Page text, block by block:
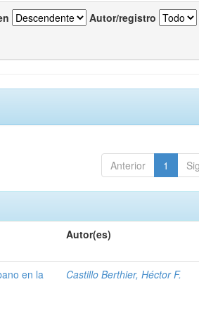
Autor/registro
Anterior 1
Autor(es)
en la
Castillo Berthier, Héctor F.